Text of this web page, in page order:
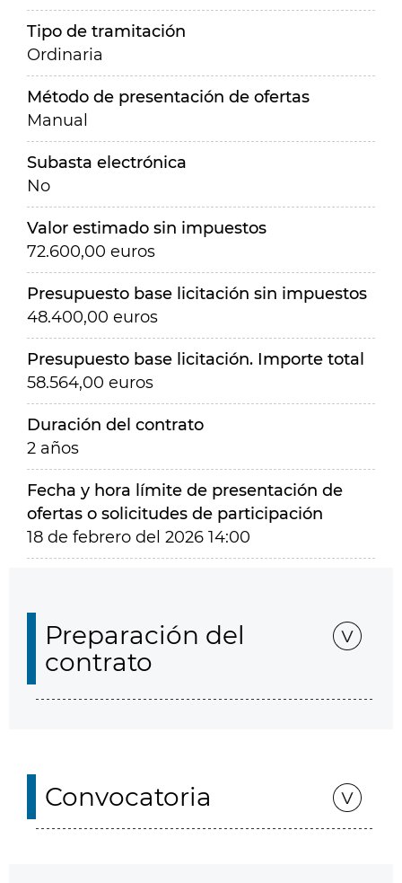
Tipo de tramitación
Ordinaria
Método de presentación de ofertas
Manual
Subasta electrónica
No
Valor estimado sin impuestos
72.600,00 euros
Presupuesto base licitación sin impuestos
48.400,00 euros
Presupuesto base licitación. Importe total
58.564,00 euros
Duración del contrato
2 años
Fecha y hora límite de presentación de
ofertas o solicitudes de participación
18 de febrero del 2026 14:00
Preparación del
contrato
Convocatoria